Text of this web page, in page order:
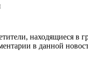
находящиеся в
в данной